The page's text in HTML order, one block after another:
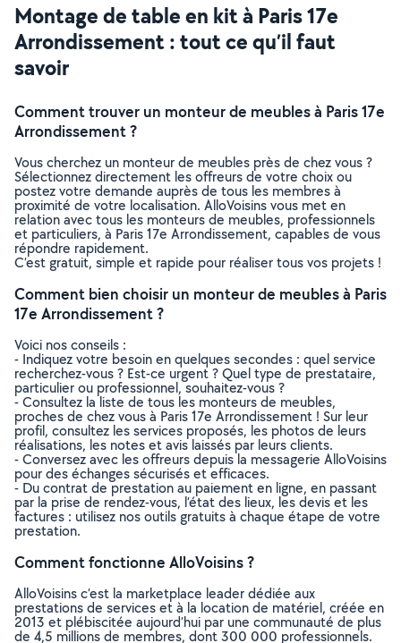
Montage de table en kit à Paris 17e
Arrondissement : tout ce qu’il faut
savoir
Comment trouver un monteur de meubles à Paris 17e
Arrondissement ?
Vous cherchez un monteur de meubles près de chez vous ?
Sélectionnez directement les offreurs de votre choix ou
postez votre demande auprès de tous les membres à
proximité de votre localisation. AlloVoisins vous met en
relation avec tous les monteurs de meubles, professionnels
et particuliers, à Paris 17e Arrondissement, capables de vous
répondre rapidement.
C’est gratuit, simple et rapide pour réaliser tous vos projets !
Comment bien choisir un monteur de meubles à Paris
17e Arrondissement ?
Voici nos conseils :
- Indiquez votre besoin en quelques secondes : quel service
recherchez-vous ? Est-ce urgent ? Quel type de prestataire,
particulier ou professionnel, souhaitez-vous ?
- Consultez la liste de tous les monteurs de meubles,
proches de chez vous à Paris 17e Arrondissement ! Sur leur
profil, consultez les services proposés, les photos de leurs
réalisations, les notes et avis laissés par leurs clients.
- Conversez avec les offreurs depuis la messagerie AlloVoisins
pour des échanges sécurisés et efficaces.
- Du contrat de prestation au paiement en ligne, en passant
par la prise de rendez-vous, l’état des lieux, les devis et les
factures : utilisez nos outils gratuits à chaque étape de votre
prestation.
Comment fonctionne AlloVoisins ?
AlloVoisins c’est la marketplace leader dédiée aux
prestations de services et à la location de matériel, créée en
2013 et plébiscitée aujourd’hui par une communauté de plus
de 4,5 millions de membres, dont 300 000 professionnels.